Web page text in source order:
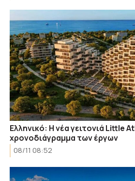
Ελληνικό: Η νέα γειτονιά Little
χρονοδιάγραμμα των έργων
08/11 08:52